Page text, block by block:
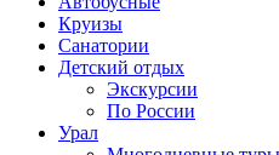
Круизы
Санатории
Детский отдых
Экскурсии
По России
Урал